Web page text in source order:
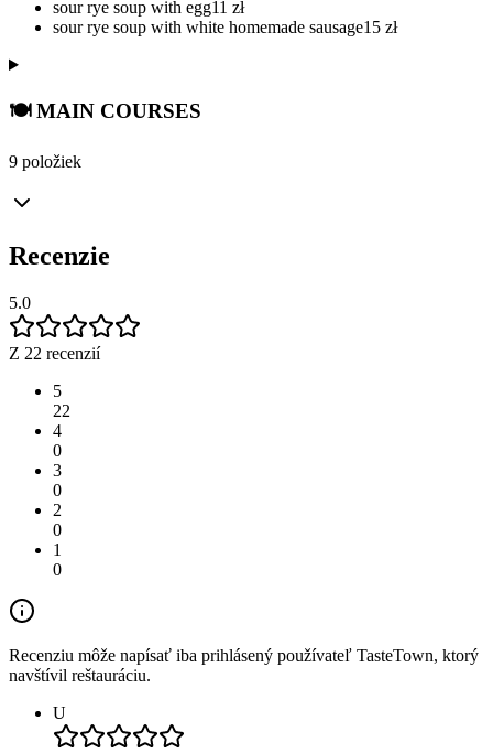
sour rye soup with egg11 zł
sour rye soup with white homemade sausage15 zł
🍽️ MAIN COURSES
9 položiek
Recenzie
5.0
Z 22 recenzií
5
22
4
0
3
0
2
0
1
0
Recenziu môže napísať iba prihlásený používateľ TasteTown, ktorý
navštívil reštauráciu.
U